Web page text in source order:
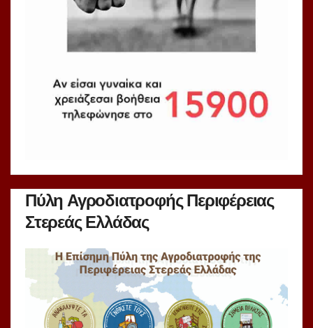
Πύλη Αγροδιατροφής Περιφέρειας
Στερεάς Ελλάδας